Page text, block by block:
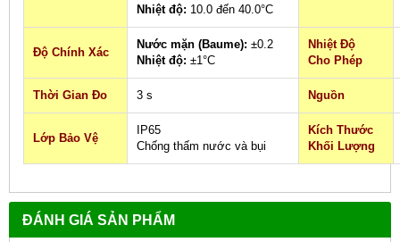
Nhiệt độ: 10.0 đến 40.0°C
Độ Chính Xác
Nước mặn (Baume): ±0.2
Nhiệt độ: ±1°C
Nhiệt Độ
Cho Phép
Thời Gian Đo 3 s Nguồn
Lớp Bảo Vệ
IP65
Chống thấm nước và bụi
Kích Thước
Khối Lượng
ĐÁNH GIÁ SẢN PHẨM